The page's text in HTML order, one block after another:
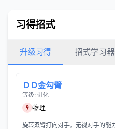
习得招式
升级习得 招式学习器
ＤＤ金勾臂
等级: 进化
物理
旋转双臂打向对手。无视对手的能